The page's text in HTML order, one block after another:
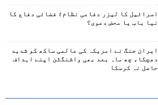
اسرائیل کا لیزر دفاعی نظام؛ فضائی دفاع کا
نیا باب یا محض دعوی؟
ایران جنگ نے امریکہ کی عالمی ساکھ کو شدید
دھچکا، چھ ماہ بعد بھی واشنگٹن اپنے اہداف
حاصل نہ کرسکا